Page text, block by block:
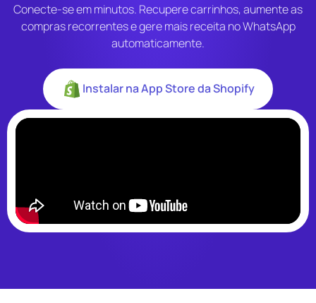
Conecte-se em minutos. Recupere carrinhos, aumente as
compras recorrentes e gere mais receita no WhatsApp
automaticamente.
Instalar na App Store da Shopify